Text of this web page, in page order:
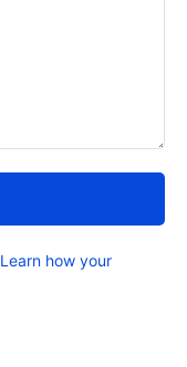
Learn how your